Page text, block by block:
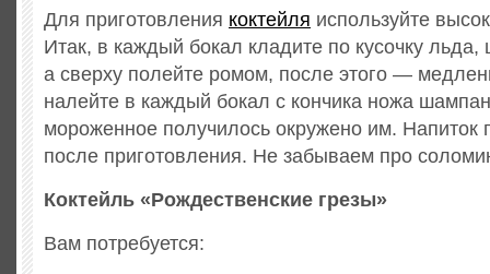
Для приготовления коктейля используйте
Итак, в каждый бокал кладите по кусочку
а сверху полейте ромом, после этого —
налейте в каждый бокал с кончика ножа
мороженное получилось окружено им. Напиток
после приготовления. Не забываем про
Коктейль «Рождественские грезы»
Вам потребуется: